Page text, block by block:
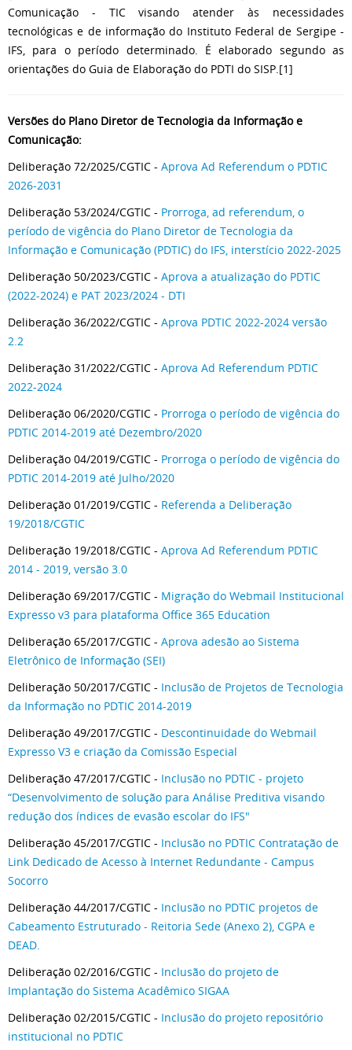
Comunicação - TIC visando atender às necessidades
tecnológicas e de informação do Instituto Federal de Sergipe -
IFS, para o período determinado. É elaborado segundo as
orientações do Guia de Elaboração do PDTI do SISP.[1]
Versões do Plano Diretor de Tecnologia da Informação e
Comunicação:
Deliberação 72/2025/CGTIC - Aprova Ad Referendum o PDTIC
2026-2031
Deliberação 53/2024/CGTIC - Prorroga, ad referendum, o
período de vigência do Plano Diretor de Tecnologia da
Informação e Comunicação (PDTIC) do IFS, interstício 2022-2025
Deliberação 50/2023/CGTIC - Aprova a atualização do PDTIC
(2022-2024) e PAT 2023/2024 - DTI
Deliberação 36/2022/CGTIC - Aprova PDTIC 2022-2024 versão
2.2
Deliberação 31/2022/CGTIC - Aprova Ad Referendum PDTIC
2022-2024
Deliberação 06/2020/CGTIC - Prorroga o período de vigência do
PDTIC 2014-2019 até Dezembro/2020
Deliberação 04/2019/CGTIC - Prorroga o período de vigência do
PDTIC 2014-2019 até Julho/2020
Deliberação 01/2019/CGTIC - Referenda a Deliberação
19/2018/CGTIC
Deliberação 19/2018/CGTIC - Aprova Ad Referendum PDTIC
2014 - 2019, versão 3.0
Deliberação 69/2017/CGTIC - Migração do Webmail Institucional
Expresso v3 para plataforma Office 365 Education
Deliberação 65/2017/CGTIC - Aprova adesão ao Sistema
Eletrônico de Informação (SEI)
Deliberação 50/2017/CGTIC - Inclusão de Projetos de Tecnologia
da Informação no PDTIC 2014-2019
Deliberação 49/2017/CGTIC - Descontinuidade do Webmail
Expresso V3 e criação da Comissão Especial
Deliberação 47/2017/CGTIC - Inclusão no PDTIC - projeto
“Desenvolvimento de solução para Análise Preditiva visando
redução dos índices de evasão escolar do IFS"
Deliberação 45/2017/CGTIC - Inclusão no PDTIC Contratação de
Link Dedicado de Acesso à Internet Redundante - Campus
Socorro
Deliberação 44/2017/CGTIC - Inclusão no PDTIC projetos de
Cabeamento Estruturado - Reitoria Sede (Anexo 2), CGPA e
DEAD.
Deliberação 02/2016/CGTIC - Inclusão do projeto de
Implantação do Sistema Acadêmico SIGAA
Deliberação 02/2015/CGTIC - Inclusão do projeto repositório
institucional no PDTIC